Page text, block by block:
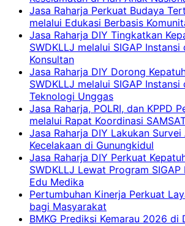
Jasa Raharja Perkuat Budaya
melalui Edukasi Berbasis
Jasa Raharja DIY Tingkatkan
SWDKLLJ melalui SIGAP Instansi
Konsultan
Jasa Raharja DIY Dorong
SWDKLLJ melalui SIGAP
Teknologi Unggas
Jasa Raharja, POLRI, dan KPPD
melalui Rapat Koordinasi
Jasa Raharja DIY Lakukan
Kecelakaan di Gunungkidul
Jasa Raharja DIY Perkuat
SWDKLLJ Lewat Program
Edu Medika
Pertumbuhan Kinerja Perkuat
bagi Masyarakat
BMKG Prediksi Kemarau 2026 di